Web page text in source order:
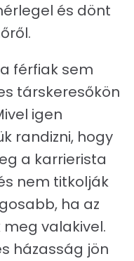
és dönt
férfiak sem
társkeresőkön
igen
randizni, hogy
a karrierista
nem titkolják
ha az
valakivel.
házasság jön